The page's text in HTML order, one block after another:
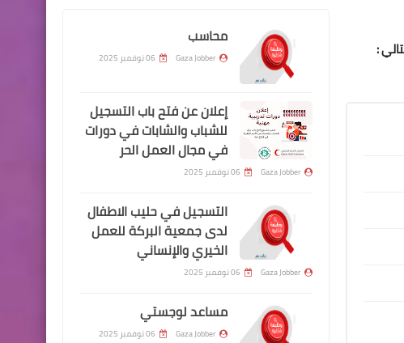
:
محاسب
Gaza Jobber 06 نوفمبر 2025
إعلان عن فتح باب التسجيل
للشباب والشابات في دورات
في مجال العمل الحر
Gaza Jobber 06 نوفمبر 2025
التسجيل في حليب الاطفال
لدى جمعية البركة للعمل
الخيري والإنساني
Gaza Jobber 06 نوفمبر 2025
مساعد لوجستي
Gaza Jobber 06 نوفمبر 2025